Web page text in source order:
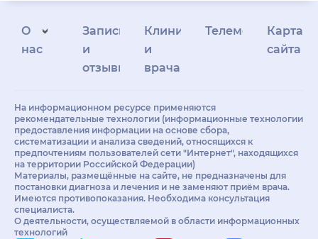
О
нас
Запись
и
отзывы
Клиникам
и
врачам
Телемедицина
Карта
сайта
На информационном ресурсе применяются
рекомендательные технологии (информационные технологии
предоставления информации на основе сбора,
систематизации и анализа сведений, относящихся к
предпочтениям пользователей сети "Интернет", находящихся
на территории Российской Федерации)
Материалы, размещённые на сайте, не предназначены для
постановки диагноза и лечения и не заменяют приём врача.
Имеются противопоказания. Необходима консультация
специалиста.
О деятельности, осуществляемой в области информационных
технологий